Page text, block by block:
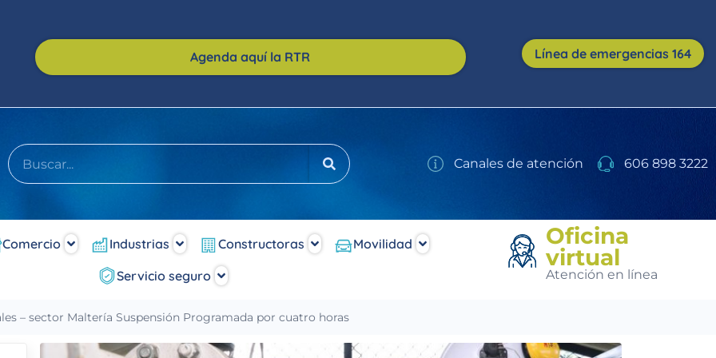
Agenda aquí la RTR Línea de emergencias 164
Canales de atención 606 898 3222
Comercio Industrias Constructoras
Movilidad
Servicio seguro
Oficina
virtual
Atención en línea
– sector Maltería Suspensión Programada por cuatro horas